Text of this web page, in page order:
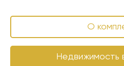
О
Недвижимость